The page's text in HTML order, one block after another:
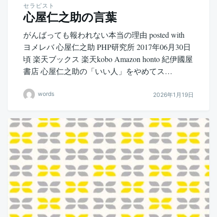
セラピスト
心屋仁之助の言葉
がんばっても報われない本当の理由 posted with
ヨメレバ 心屋仁之助 PHP研究所 2017年06月30日
頃 楽天ブックス 楽天kobo Amazon honto 紀伊國屋
書店 心屋仁之助の「いい人」をやめてス…
words 2026年1月19日